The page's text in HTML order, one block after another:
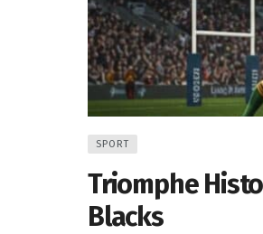
SPORT
Triomphe
Blacks